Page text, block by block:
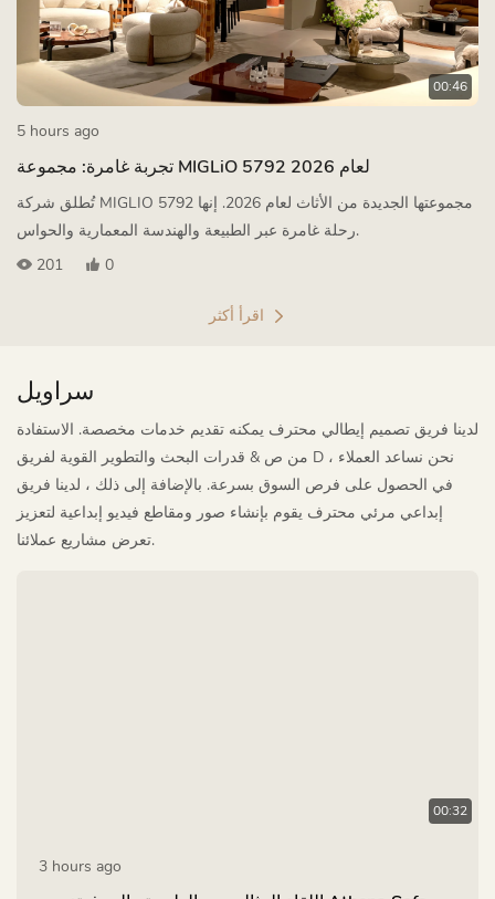
00:46
5 hours ago
تجربة غامرة: مجموعة MIGLiO 5792 لعام 2026
تُطلق شركة MIGLIO 5792 مجموعتها الجديدة من الأثاث لعام 2026. إنها
رحلة غامرة عبر الطبيعة والهندسة المعمارية والحواس.
201
0
اقرأ أكثر
سراويل
لدينا فريق تصميم إيطالي محترف يمكنه تقديم خدمات مخصصة. الاستفادة
من ص & قدرات البحث والتطوير القوية لفريق D ، نحن نساعد العملاء
في الحصول على فرص السوق بسرعة. بالإضافة إلى ذلك ، لدينا فريق
إبداعي مرئي محترف يقوم بإنشاء صور ومقاطع فيديو إبداعية لتعزيز
تعرض مشاريع عملائنا.
00:32
3 hours ago